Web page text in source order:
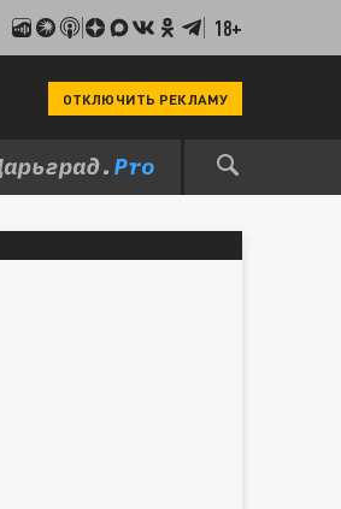
18+
ОТКЛЮЧИТЬ РЕКЛАМУ